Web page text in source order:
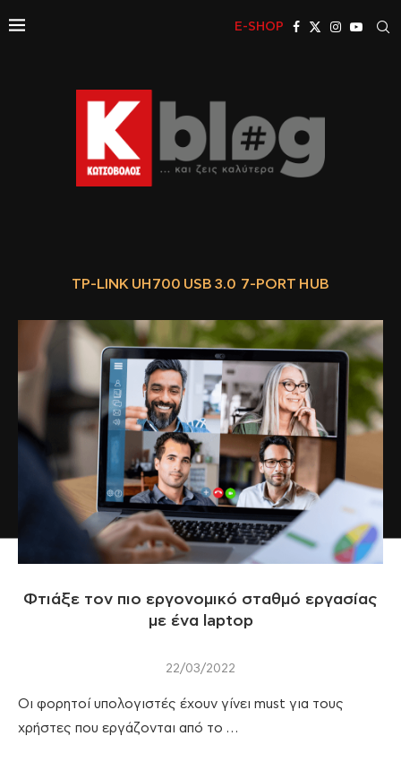
E-SHOP
TP-LINK UH700 USB 3.0 7-PORT HUB
Φτιάξε τον πιο εργονομικό σταθμό εργασίας
με ένα laptop
22/03/2022
Οι φορητοί υπολογιστές έχουν γίνει must για τους
χρήστες που εργάζονται από το …